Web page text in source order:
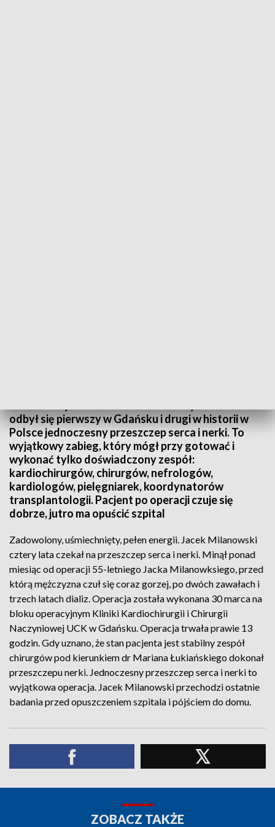
odbył się pierwszy w Gdańsku i drugi w historii w
Polsce jednoczesny przeszczep serca i nerki. To
wyjątkowy zabieg, który mógł przy gotować i
wykonać tylko doświadczony zespół:
kardiochirurgów, chirurgów, nefrologów,
kardiologów, pielęgniarek, koordynatorów
transplantologii. Pacjent po operacji czuje się
dobrze, jutro ma opuścić szpital
Zadowolony, uśmiechnięty, pełen energii. Jacek Milanowski
cztery lata czekał na przeszczep serca i nerki. Minął ponad
miesiąc od operacji 55-letniego Jacka Milanowksiego, przed
którą mężczyzna czuł się coraz gorzej, po dwóch zawałach i
trzech latach dializ. Operacja została wykonana 30 marca na
bloku operacyjnym Kliniki Kardiochirurgii i Chirurgii
Naczyniowej UCK w Gdańsku. Operacja trwała prawie 13
godzin. Gdy uznano, że stan pacjenta jest stabilny zespół
chirurgów pod kierunkiem dr Mariana Łukiańskiego dokonał
przeszczepu nerki. Jednoczesny przeszczep serca i nerki to
wyjątkowa operacja. Jacek Milanowski przechodzi ostatnie
badania przed opuszczeniem szpitala i pójściem do domu.
ZOBACZ TAKŻE